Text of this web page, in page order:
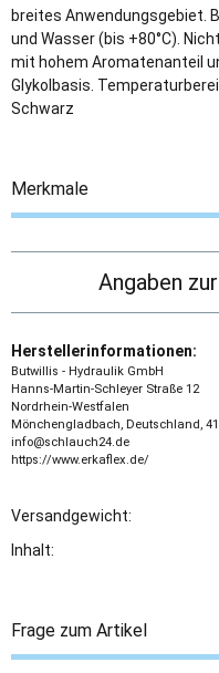
breites Anwendungsgebiet.
und Wasser (bis +80°C).
mit hohem Aromatenanteil
Glykolbasis.
Schwarz
Merkmale
Angaben
Herstellerinformationen:
Butwillis - Hydraulik GmbH
Hanns-Martin-Schleyer Straße 12
Nordrhein-Westfalen
Mönchengladbach, Deutschland,
info@schlauch24.de
https://www.erkaflex.de/
Versandgewicht:
Inhalt:
Frage zum Artikel